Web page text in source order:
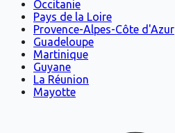
Occitanie
Pays de la Loire
Provence-Alpes-Côte d'Azur
Guadeloupe
Martinique
Guyane
La Réunion
Mayotte